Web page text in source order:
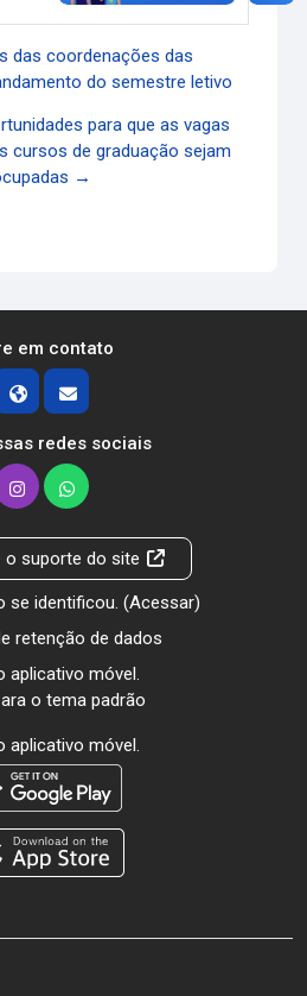
das coordenações das
do semestre letivo
para que as vagas
cursos de graduação sejam
→
em contato
redes sociais
o suporte do site
se identificou. (Acessar)
retenção de dados
aplicativo móvel.
o tema padrão
aplicativo móvel.